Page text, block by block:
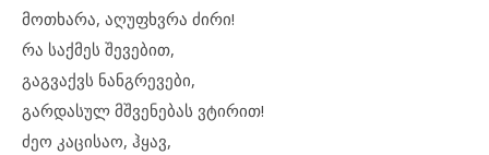
მოთხარა, აღუფხვრა ძირი!
რა საქმეს შევებით,
გაგვაქვს ნანგრევები,
გარდასულ მშვენებას ვტირით!
ძეო კაცისაო, ჰყავ,